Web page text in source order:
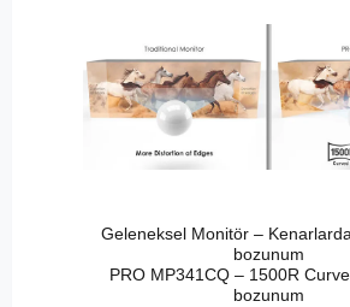
Geleneksel Monitör –
bozunum
PRO MP341CQ – 1500R
bozunum